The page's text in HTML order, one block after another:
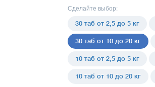
Сделайте выбор:
30 таб от 2,5 до 5 кг
30 таб от 10 до 20 кг
10 таб от 2,5 до 5 кг
10 таб от 10 до 20 кг